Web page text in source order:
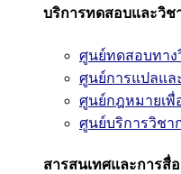
บริการทดสอบและวิช
ศูนย์ทดสอบทาง
ศูนย์การแปลแล
ศูนย์กฎหมายเพื่
ศูนย์บริการวิชา
สารสนเทศและการสื่